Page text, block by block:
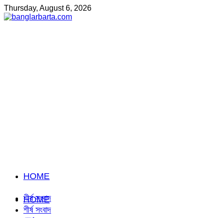
Thursday, August 6, 2026
HOME
শীর্ষ সংবাদ
HOME
শীর্ষ সংবাদ